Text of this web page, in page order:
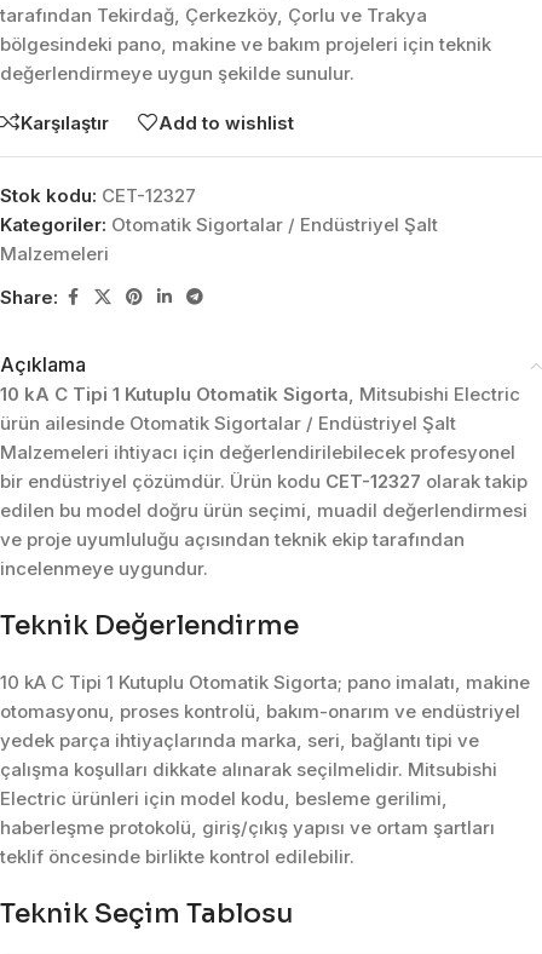
tarafından Tekirdağ, Çerkezköy, Çorlu ve Trakya
bölgesindeki pano, makine ve bakım projeleri için teknik
değerlendirmeye uygun şekilde sunulur.
Karşılaştır Add to wishlist
Stok kodu: CET-12327
Kategoriler: Otomatik Sigortalar / Endüstriyel Şalt
Malzemeleri
Share:
Açıklama
10 kA C Tipi 1 Kutuplu Otomatik Sigorta, Mitsubishi Electric
ürün ailesinde Otomatik Sigortalar / Endüstriyel Şalt
Malzemeleri ihtiyacı için değerlendirilebilecek profesyonel
bir endüstriyel çözümdür. Ürün kodu CET-12327 olarak takip
edilen bu model doğru ürün seçimi, muadil değerlendirmesi
ve proje uyumluluğu açısından teknik ekip tarafından
incelenmeye uygundur.
Teknik Değerlendirme
10 kA C Tipi 1 Kutuplu Otomatik Sigorta; pano imalatı, makine
otomasyonu, proses kontrolü, bakım-onarım ve endüstriyel
yedek parça ihtiyaçlarında marka, seri, bağlantı tipi ve
çalışma koşulları dikkate alınarak seçilmelidir. Mitsubishi
Electric ürünleri için model kodu, besleme gerilimi,
haberleşme protokolü, giriş/çıkış yapısı ve ortam şartları
teklif öncesinde birlikte kontrol edilebilir.
Teknik Seçim Tablosu